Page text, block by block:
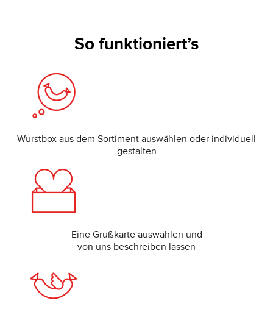
So funktioniert’s
Wurstbox aus dem Sortiment auswählen oder individuell
gestalten
Eine Grußkarte auswählen und
von uns beschreiben lassen